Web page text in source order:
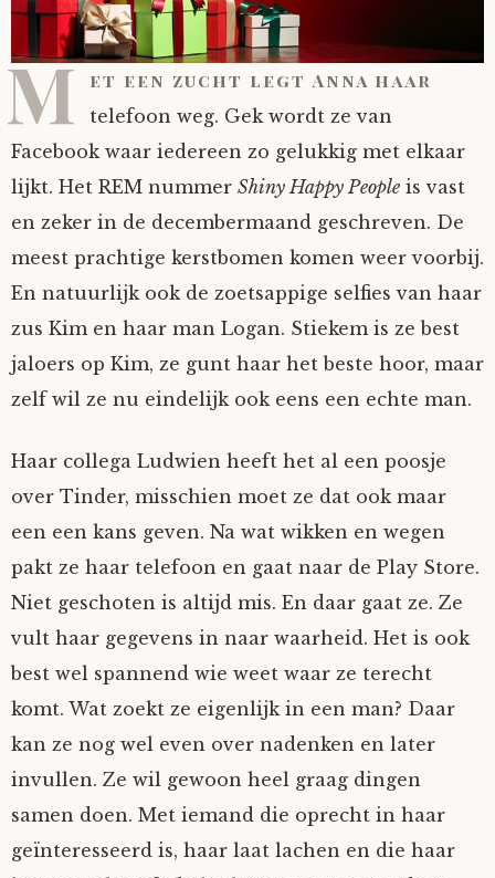
Op ontdekkingsreis
Posities
Spelletjes
Instrumenten
Algae
aube
Ben Hands-on
Bill-A-Cook
Björn
Diderod
Faith
Fioontje
Gralin
Henricus
Jack
Johanna
Juliette Stark
Verhalen van de HD-site
Verhalen van Anne en Bill
Anne
Bill
Interactieve verhalen
Mijn Account
M et een zucht legt Anna haar
telefoon weg. Gek wordt ze van
Facebook waar iedereen zo gelukkig met elkaar
lijkt. Het REM nummer Shiny Happy People is vast
en zeker in de decembermaand geschreven. De
meest prachtige kerstbomen komen weer voorbij.
En natuurlijk ook de zoetsappige selfies van haar
zus Kim en haar man Logan. Stiekem is ze best
jaloers op Kim, ze gunt haar het beste hoor, maar
zelf wil ze nu eindelijk ook eens een echte man.
Haar collega Ludwien heeft het al een poosje
over Tinder, misschien moet ze dat ook maar
een een kans geven. Na wat wikken en wegen
pakt ze haar telefoon en gaat naar de Play Store.
Niet geschoten is altijd mis. En daar gaat ze. Ze
vult haar gegevens in naar waarheid. Het is ook
best wel spannend wie weet waar ze terecht
komt. Wat zoekt ze eigenlijk in een man? Daar
kan ze nog wel even over nadenken en later
invullen. Ze wil gewoon heel graag dingen
samen doen. Met iemand die oprecht in haar
geïnteresseerd is, haar laat lachen en die haar